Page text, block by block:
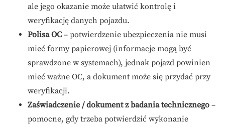
ale jego okazanie może ułatwić kontrolę i
weryfikację danych pojazdu.
Polisa OC – potwierdzenie ubezpieczenia nie musi
mieć formy papierowej (informacje mogą być
sprawdzone w systemach), jednak pojazd powinien
mieć ważne OC, a dokument może się przydać przy
weryfikacji.
Zaświadczenie / dokument z badania technicznego –
pomocne, gdy trzeba potwierdzić wykonanie